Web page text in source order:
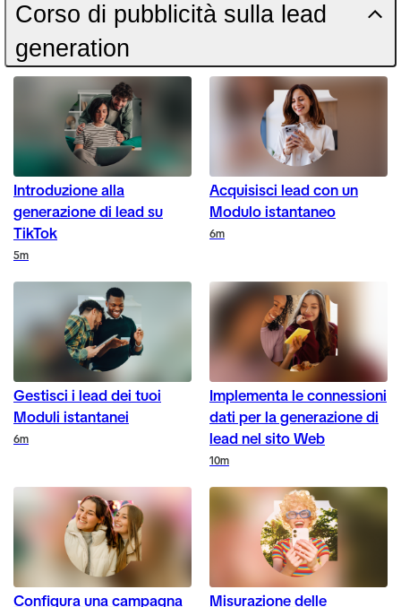
Corso di pubblicità sulla lead
generation
Introduzione alla
generazione di lead su
TikTok
Duration
5m
Acquisisci lead con un
Modulo istantaneo
Duration 6m
Gestisci i lead dei tuoi
Moduli istantanei
Duration
6m
Implementa le connessioni
dati per la generazione di
lead nel sito Web
10m
Configura una campagna
Misurazione delle